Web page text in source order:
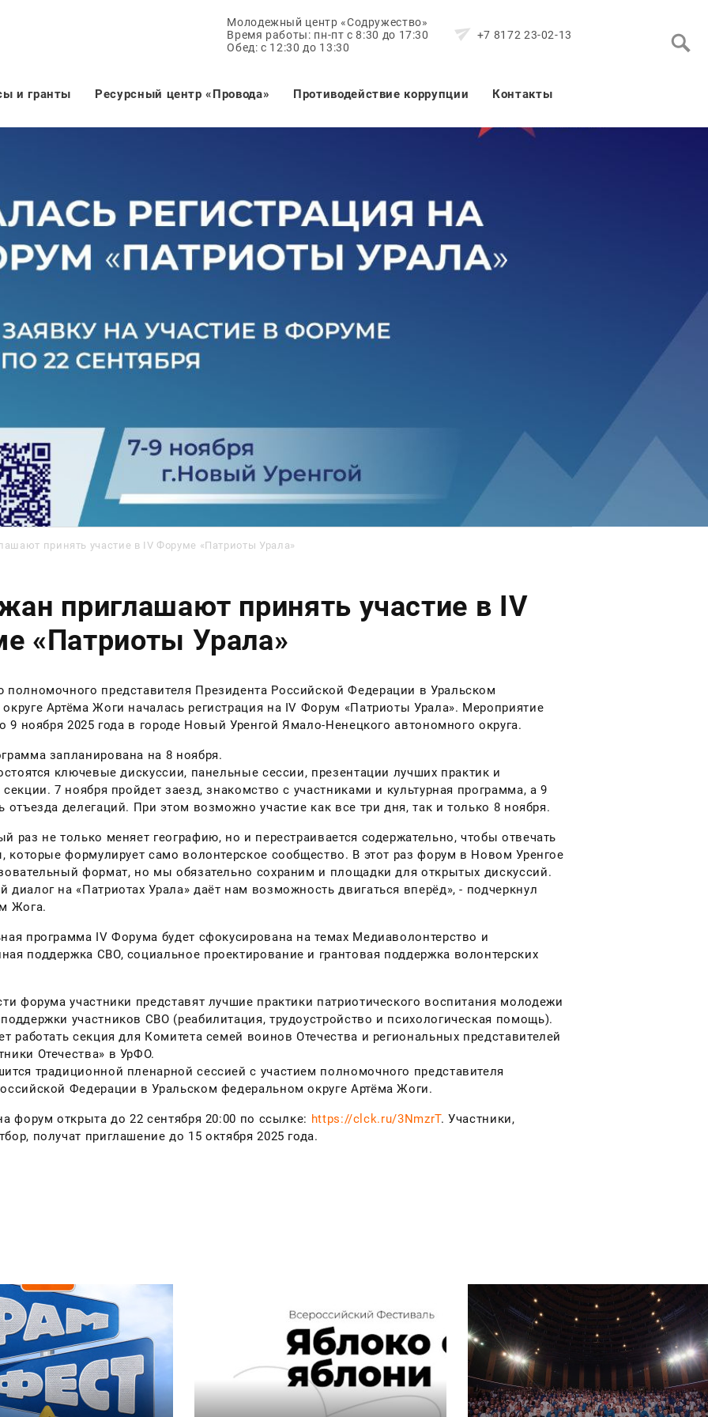
Молодежный центр «Содружество»
Время работы: пн-пт с 8:30 до 17:30
Обед: с 12:30 до 13:30
+7 8172 23-02-13
и гранты Ресурсный центр «Провода» Противодействие коррупции Контакты
принять участие в IV Форуме «Патриоты Урала»
приглашают принять участие в IV
«Патриоты Урала»
полномочного представителя Президента Российской Федерации в Уральском
Артёма Жоги началась регистрация на IV Форум «Патриоты Урала». Мероприятие
9 ноября 2025 года в городе Новый Уренгой Ямало-Ненецкого автономного округа.
запланирована на 8 ноября.
ключевые дискуссии, панельные сессии, презентации лучших практик и
секции. 7 ноября пройдет заезд, знакомство с участниками и культурная программа, а 9
отъезда делегаций. При этом возможно участие как все три дня, так и только 8 ноября.
раз не только меняет географию, но и перестраивается содержательно, чтобы отвечать
которые формулирует само волонтерское сообщество. В этот раз форум в Новом Уренгое
формат, но мы обязательно сохраним и площадки для открытых дискуссий.
на «Патриотах Урала» даёт нам возможность двигаться вперёд», - подчеркнул
Жога.
программа IV Форума будет сфокусирована на темах Медиаволонтерство и
поддержка СВО, социальное проектирование и грантовая поддержка волонтерских
форума участники представят лучшие практики патриотического воспитания молодежи
участников СВО (реабилитация, трудоустройство и психологическая помощь).
работать секция для Комитета семей воинов Отечества и региональных представителей
Отечества» в УрФО.
традиционной пленарной сессией с участием полномочного представителя
Федерации в Уральском федеральном округе Артёма Жоги.
форум открыта до 22 сентября 20:00 по ссылке: https://clck.ru/3NmzrT. Участники,
получат приглашение до 15 октября 2025 года.